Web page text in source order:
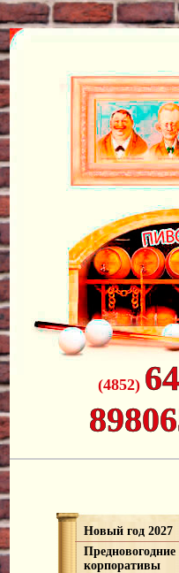
(4852)
Новый год 2027
Предновогодние
корпоративы